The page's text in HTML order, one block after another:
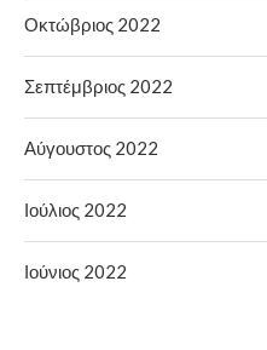
Οκτώβριος 2022
Σεπτέμβριος 2022
Αύγουστος 2022
Ιούλιος 2022
Ιούνιος 2022